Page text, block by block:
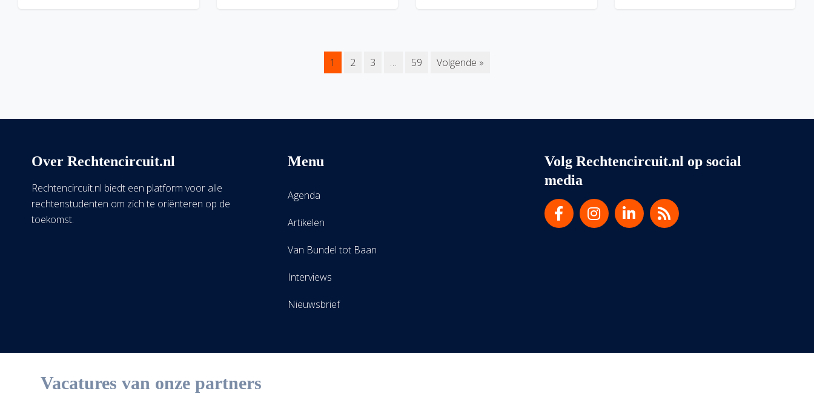
1 2 3 … 59 Volgende »
Over Rechtencircuit.nl
Rechtencircuit.nl biedt een platform voor alle
rechtenstudenten om zich te oriënteren op de
toekomst.
Menu
Agenda
Artikelen
Van Bundel tot Baan
Interviews
Nieuwsbrief
Volg Rechtencircuit.nl op social
media
Vacatures van onze partners